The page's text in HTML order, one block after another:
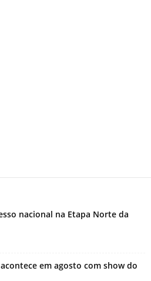
nacional na Etapa Norte da
em agosto com show do